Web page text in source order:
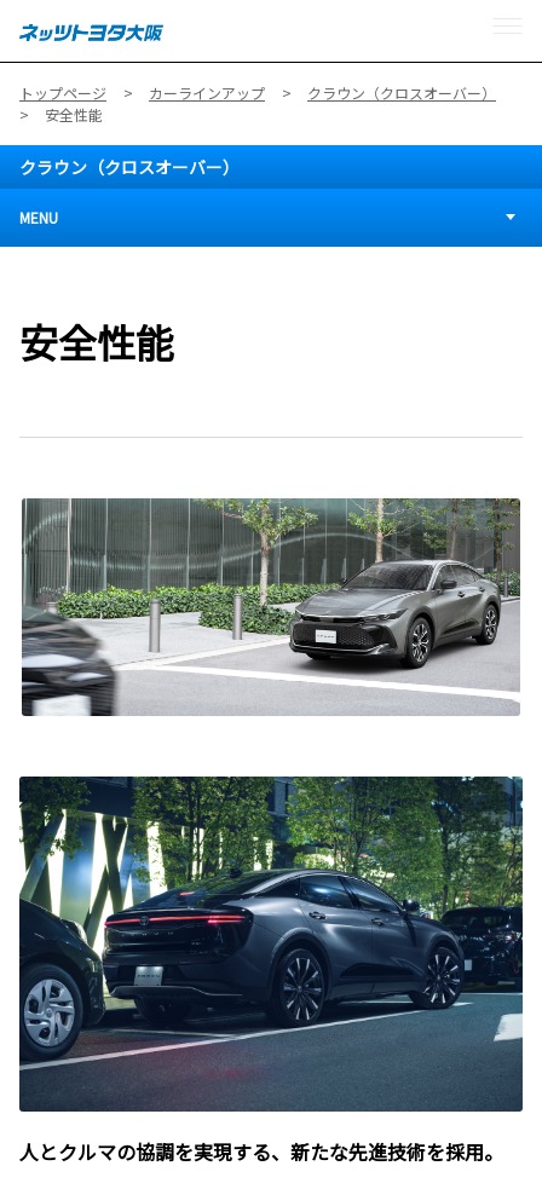
トップページ カーラインアップ
クラウン（クロスオーバー）
安全性能
クラウン（クロスオーバー）
MENU
安全性能
人とクルマの協調を実現する、新たな先進技術を採用。